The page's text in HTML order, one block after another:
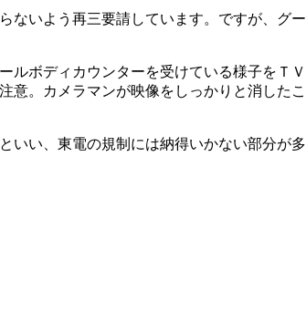
ないよう再三要請しています。ですが、グー
ルボディカウンターを受けている様子をＴＶ
意。カメラマンが映像をしっかりと消したこ
いい、東電の規制には納得いかない部分が多